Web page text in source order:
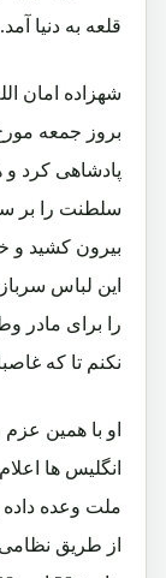
قلعه به دنیا آمد.
شهزاده امان
پادشاهی کرد
سلطنت را بر
بیرون کشید
این لباس
را برای مادر
نکنم تا که
او با همین
انگلیس ها
ملت وعده داده
از طریق